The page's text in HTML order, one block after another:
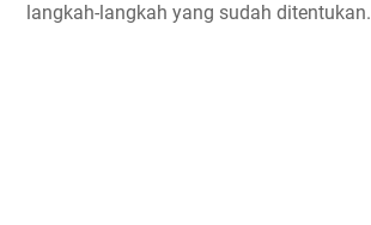
langkah-langkah yang sudah ditentukan.